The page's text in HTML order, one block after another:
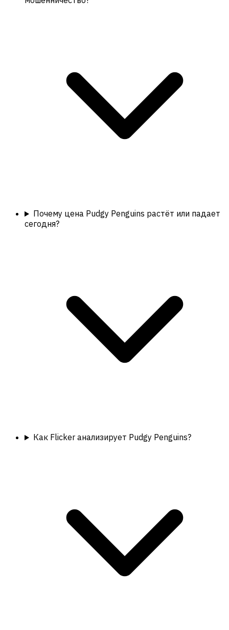
Почему цена Pudgy Penguins растёт или падает
сегодня?
Как Flicker анализирует Pudgy Penguins?